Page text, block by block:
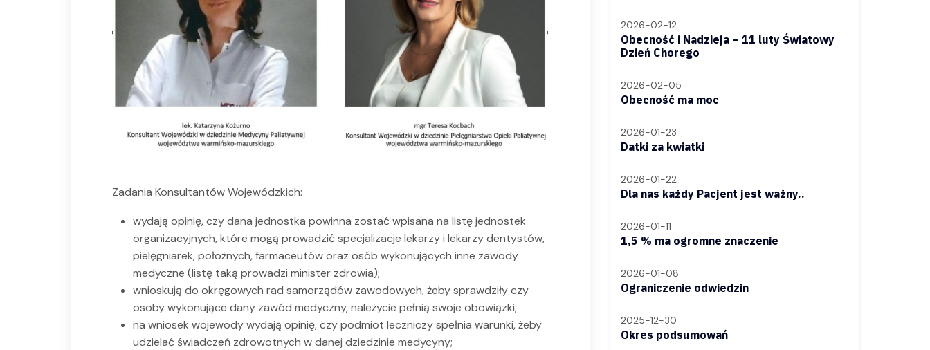
Zadania Konsultantów Wojewódzkich:
wydają opinię, czy dana jednostka powinna zostać wpisana na listę jednostek
organizacyjnych, które mogą prowadzić specjalizacje lekarzy i lekarzy dentystów,
pielęgniarek, położnych, farmaceutów oraz osób wykonujących inne zawody
medyczne (listę taką prowadzi minister zdrowia);
wnioskują do okręgowych rad samorządów zawodowych, żeby sprawdziły czy
osoby wykonujące dany zawód medyczny, należycie pełnią swoje obowiązki;
na wniosek wojewody wydają opinię, czy podmiot leczniczy spełnia warunki, żeby
udzielać świadczeń zdrowotnych w danej dziedzinie medycyny;
2026-02-12
Obecność i Nadzieja – 11 luty Światowy
Dzień Chorego
2026-02-05
Obecność ma moc
2026-01-23
Datki za kwiatki
2026-01-22
Dla nas każdy Pacjent jest ważny..
2026-01-11
1,5 % ma ogromne znaczenie
2026-01-08
Ograniczenie odwiedzin
2025-12-30
Okres podsumowań